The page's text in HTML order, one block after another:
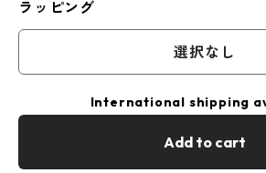
ラッピング
選択なし
International shipping
Add to cart